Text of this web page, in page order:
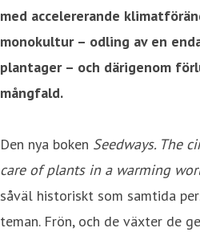
med accelererande
monokultur – odling av en
plantager – och därigenom
mångfald.
Den nya boken Seedways. The
care of plants in a warming
såväl historiskt som samtida
teman. Frön, och de växter de